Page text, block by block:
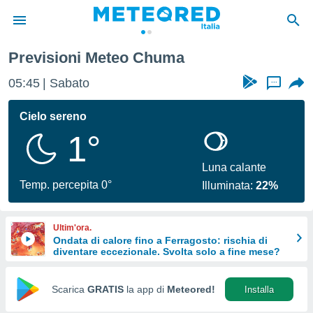
di
per
le
di
Web
Previsioni Meteo Chuma
05:45 Sabato ...
Cielo sereno
1°
Temp. percepita 0°
Luna calante
Illuminata:22%
Ultim'ora.
Ondata di calore fino a Ferragosto: rischia di
diventare eccezionale. Svolta solo a fine mese?
Scarica GRATIS la app di Meteored! Installa